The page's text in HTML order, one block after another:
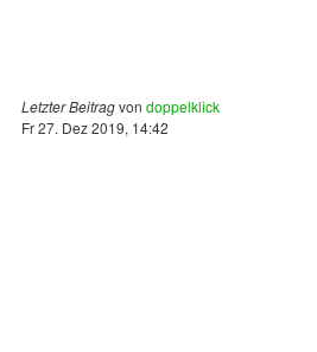
Letzter Beitragvon doppelklick
Fr 27. Dez 2019, 14:42